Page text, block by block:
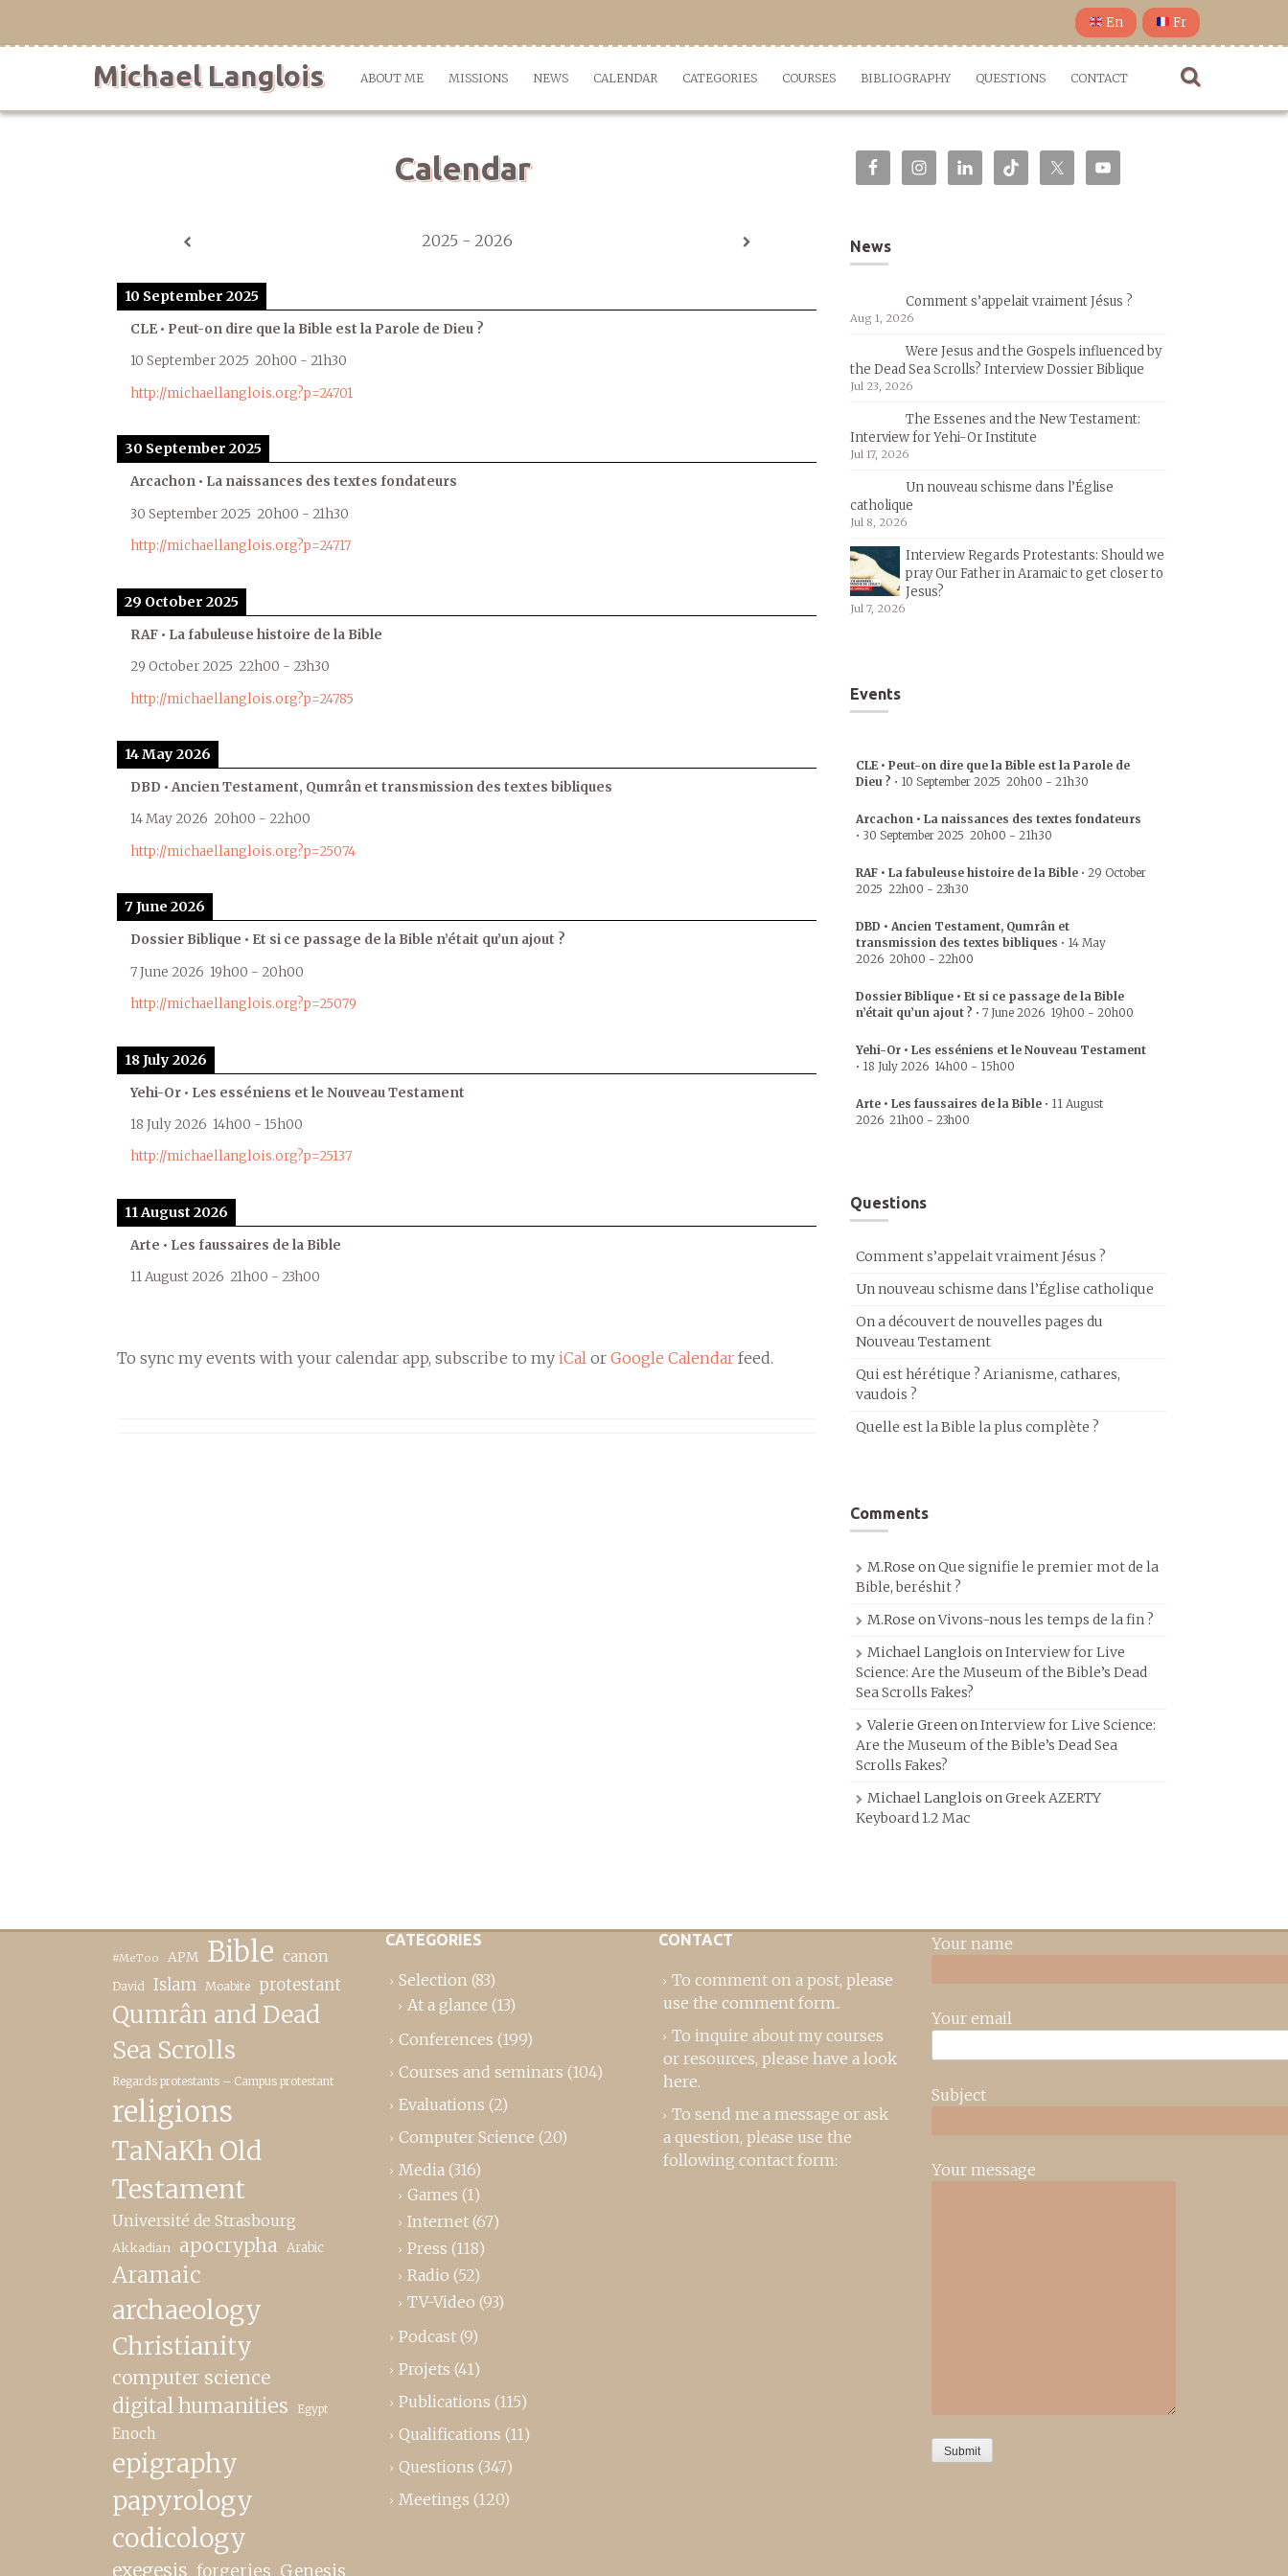
En Fr
Michael Langlois ABOUT ME MISSIONS NEWS CALENDAR CATEGORIES COURSES BIBLIOGRAPHY QUESTIONS CONTACT
Calendar
2025 - 2026
10 September 2025
CLE • Peut-on dire que la Bible est la Parole de Dieu ?
10 September 2025 20h00 - 21h30
http://michaellanglois.org?p=24701
30 September 2025
Arcachon • La naissances des textes fondateurs
30 September 2025 20h00 - 21h30
http://michaellanglois.org?p=24717
29 October 2025
RAF • La fabuleuse histoire de la Bible
29 October 2025 22h00 - 23h30
http://michaellanglois.org?p=24785
14 May 2026
DBD • Ancien Testament, Qumrân et transmission des textes bibliques
14 May 2026 20h00 - 22h00
http://michaellanglois.org?p=25074
7 June 2026
Dossier Biblique • Et si ce passage de la Bible n’était qu’un ajout ?
7 June 2026 19h00 - 20h00
http://michaellanglois.org?p=25079
18 July 2026
Yehi-Or • Les esséniens et le Nouveau Testament
18 July 2026 14h00 - 15h00
http://michaellanglois.org?p=25137
11 August 2026
Arte • Les faussaires de la Bible
11 August 2026 21h00 - 23h00
To sync my events with your calendar app, subscribe to my iCal or Google Calendar feed.
News
Comment s’appelait vraiment Jésus ?
Aug 1, 2026
Were Jesus and the Gospels influenced by
the Dead Sea Scrolls? Interview Dossier Biblique
Jul 23, 2026
The Essenes and the New Testament:
Interview for Yehi-Or Institute
Jul 17, 2026
Un nouveau schisme dans l’Église
catholique
Jul 8, 2026
Interview Regards Protestants: Should we
pray Our Father in Aramaic to get closer to
Jesus?
Jul 7, 2026
Events
CLE • Peut-on dire que la Bible est la Parole de
Dieu ? • 10 September 2025 20h00 - 21h30
Arcachon • La naissances des textes fondateurs
• 30 September 2025 20h00 - 21h30
RAF • La fabuleuse histoire de la Bible • 29 October
2025 22h00 - 23h30
DBD • Ancien Testament, Qumrân et
transmission des textes bibliques • 14 May
2026 20h00 - 22h00
Dossier Biblique • Et si ce passage de la Bible
n’était qu’un ajout ? • 7 June 2026 19h00 - 20h00
Yehi-Or • Les esséniens et le Nouveau Testament
• 18 July 2026 14h00 - 15h00
Arte • Les faussaires de la Bible • 11 August
2026 21h00 - 23h00
Questions
Comment s’appelait vraiment Jésus ?
Un nouveau schisme dans l’Église catholique
On a découvert de nouvelles pages du
Nouveau Testament
Qui est hérétique ? Arianisme, cathares,
vaudois ?
Quelle est la Bible la plus complète ?
Comments
M.Rose onQue signifie le premier mot de la
Bible, beréshit ?
M.Rose onVivons-nous les temps de la fin ?
Michael Langlois onInterview for Live
Science: Are the Museum of the Bible’s Dead
Sea Scrolls Fakes?
Valerie GreenonInterview for Live Science:
Are the Museum of the Bible’s Dead Sea
Scrolls Fakes?
Michael Langlois onGreek AZERTY
Keyboard 1.2 Mac
#MeToo APM Bible canon
David Islam Moabite protestant
Qumrân and Dead
Sea Scrolls
Regards protestants – Campus protestant
religions
TaNaKh Old
Testament
Université de Strasbourg
Akkadian apocrypha Arabic
Aramaic
archaeology
Christianity
computer science
digital humanities Egypt
Enoch
epigraphy
papyrology
codicology
exegesis forgeries Genesis
CATEGORIES
Selection (83)
At a glance (13)
Conferences (199)
Courses and seminars (104)
Evaluations (2)
Computer Science (20)
Media (316)
Games (1)
Internet (67)
Press (118)
Radio (52)
TV-Video (93)
Podcast (9)
Projets (41)
Publications (115)
Qualifications (11)
Questions (347)
Meetings (120)
CONTACT
To comment on a post, please
use the comment form..
To inquire about my courses
or resources, please have a look
here.
To send me a message or ask
a question, please use the
following contact form:
Your name
Your email
Subject
Your message